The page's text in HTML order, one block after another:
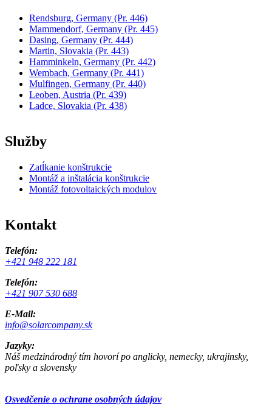
Rendsburg, Germany (Pr. 446)
Mammendorf, Germany (Pr. 445)
Dasing, Germany (Pr. 444)
Martin, Slovakia (Pr. 443)
Hamminkeln, Germany (Pr. 442)
Wembach, Germany (Pr. 441)
Mulfingen, Germany (Pr. 440)
Leoben, Austria (Pr. 439)
Ladce, Slovakia (Pr. 438)
Služby
Zatĺkanie konštrukcie
Montáž a inštalácia konštrukcie
Montáž fotovoltaických modulov
Kontakt
Telefón:
+421 948 222 181
Telefón:
+421 907 530 688
E-Mail:
info@solarcompany.sk
Jazyky:
Náš medzinárodný tím hovorí po anglicky, nemecky, ukrajinsky,
poľsky a slovensky
Osvedčenie o ochrane osobných údajov